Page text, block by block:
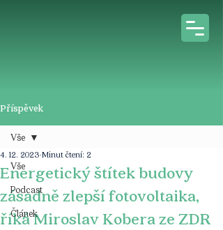
Příspěvek
Vše
Podcast
Článek
Vše
Energetický štítek budovy
zásadně zlepší fotovoltaika,
říká Miroslav Kobera ze ZDR
4. 12. 2023 Minut čtení: 2